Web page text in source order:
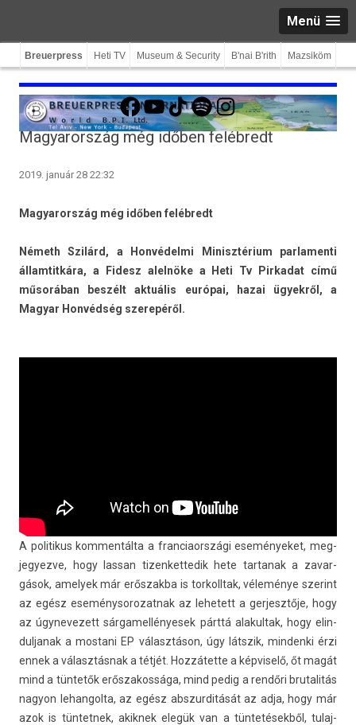
Menü
Breuerpress Heti TV Museum & Security B'nai B'rith Mazsiköm
Facebook
YouTube
TikTokSpotifyInstagram
Magyarország még időben felébredt
2019. január 28 22:32
Magyarország még időben felébredt
Németh Szilárd, a Honvédelmi Minisztérium par­lamen­ti
állam­titkára, a Fidesz alelnöke a Heti Tv Pir­kadat című
műsorában beszélt aktuális európai, hazai ügyekről, a
Magyar Honvédség szerepéről.
A politikus kom­mentál­ta a fran­ciaországi eseményeket, meg­
jegyez­ve, hogy las­san tizen­kettedik hete tar­tanak a zavar­
gások, amelyek már erős­zakba is tor­kolltak, véleménye szerint
az egész eseménysorozat­nak az lehetett a ger­jesztője, hogy
az úgynevezett sár­gamel­lényesek párttá al­akul­tak, hogy elin­
duljanak a mos­tani EP választáson, úgy látszik, min­denki érzi
ennek a választásnak a tétjét. Hozzátette a kép­viselő, őt magát
mind a tüntetők erős­zakos­sága, mind pedig a rendőri brutalitás
nagyon lehan­golta, az egész ab­szur­ditását az adja, hogy már
azok is tün­tetnek, akik­nek elegük van a tüntetésekből, tulaj­